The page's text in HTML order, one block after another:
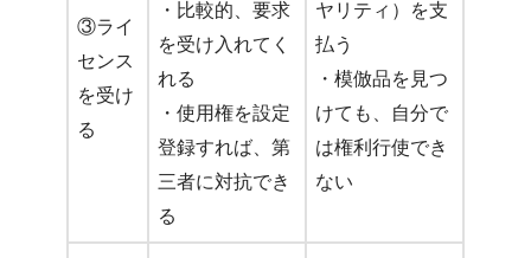
③ライ
センス
を受け
る
・比較的、要求
を受け入れてく
れる
・使用権を設定
登録すれば、第
三者に対抗でき
る
ヤリティ）を支
払う
・模倣品を見つ
けても、自分で
は権利行使でき
ない